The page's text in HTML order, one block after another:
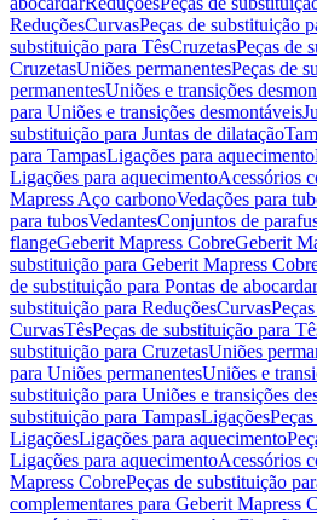
ReduçõesCurvasPeças de substituição
substituição para TêsCruzetasPeças de
CruzetasUniões permanentesPeças de
permanentesUniões e transições
para Uniões e transições desmontáveis
substituição para Juntas de dilatação
para TampasLigações para aquecimento
Ligações para aquecimentoAcessórios
Mapress Aço carbonoVedações para
para tubosVedantesConjuntos de
flangeGeberit Mapress CobreGeberit
substituição para Geberit Mapress
de substituição para Pontas de abocardar
substituição para ReduçõesCurvas
CurvasTêsPeças de substituição para
substituição para CruzetasUniões
para Uniões permanentesUniões e
substituição para Uniões e transições
substituição para TampasLigações
LigaçõesLigações para aquecimento
Ligações para aquecimentoAcessórios
Mapress CobrePeças de substituição
complementares para Geberit Mapress